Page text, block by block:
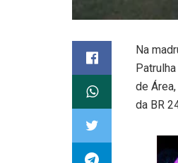
Na
de
da BR